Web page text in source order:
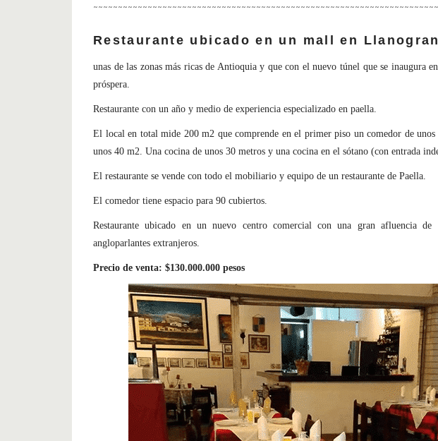
Restaurante ubicado en un mall en
unas de las zonas más ricas de Antioquiay que con el nuevo túnel que se inaugura
próspera.
Restaurante con un año y medio de experiencia especializado en paella.
El local en total mide 200 m2 que comprende en el primer piso un comedor de
unos 40 m2. Una cocina de unos 30 metros y una cocina en el sótano (con entrada
El restaurante se vende con todo el mobiliario y equipo de un restaurante de Paella.
El comedor tiene espacio para 90 cubiertos.
Restaurante ubicado en un nuevo centro comercial con una gran afluencia de
angloparlantes extranjeros.
Precio de venta: $130.000.000 pesos